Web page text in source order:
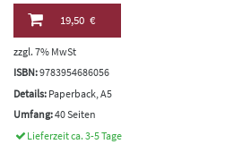
19,50 €
zzgl. 7% MwSt
ISBN:9783954686056
Details: Paperback, A5
Umfang:40 Seiten
Lieferzeit ca. 3-5 Tage